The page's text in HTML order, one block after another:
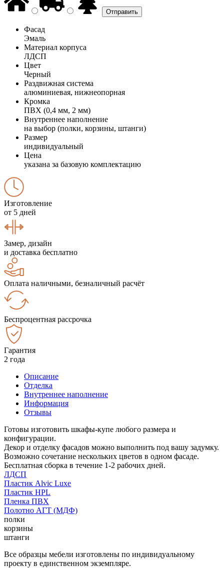
Фасад
Эмаль
Материал корпуса
ЛДСП
Цвет
Черный
Раздвижная система
алюминиевая, нижнеопорная
Кромка
ПВХ (0,4 мм, 2 мм)
Внутреннее наполнение
на выбор (полки, корзины, штанги)
Размер
индивидуальный
Цена
указана за базовую комплектацию
Изготовление
от 5 дней
Замер, дизайн
и доставка бесплатно
Оплата наличными, безналичный расчёт
Беспроцентная рассрочка
Гарантия
2 года
Описание
Отделка
Внутреннее наполнение
Информация
Отзывы
Готовы изготовить шкафы-купе любого размера и
конфигурации.
Декор и отделку фасадов можно выполнить под вашу задумку.
Возможно сочетание нескольких цветов в одном фасаде.
Бесплатная сборка в течение 1-2 рабочих дней.
ЛДСП
Пластик Alvic Luxe
Пластик HPL
Пленка ПВХ
Полотно АГТ (МДФ)
полки
корзины
штанги
Все образцы мебели изготовлены по индивидуальному
проекту в единственном экземпляре.